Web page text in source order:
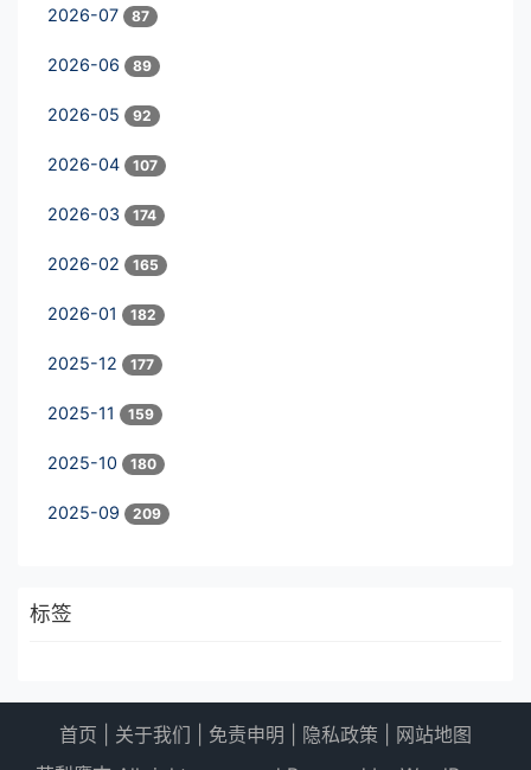
2026-07 87
2026-06 89
2026-05 92
2026-04 107
2026-03 174
2026-02 165
2026-01 182
2025-12 177
2025-11 159
2025-10 180
2025-09 209
标签
首页 关于我们 免责申明 隐私政策
网站地图